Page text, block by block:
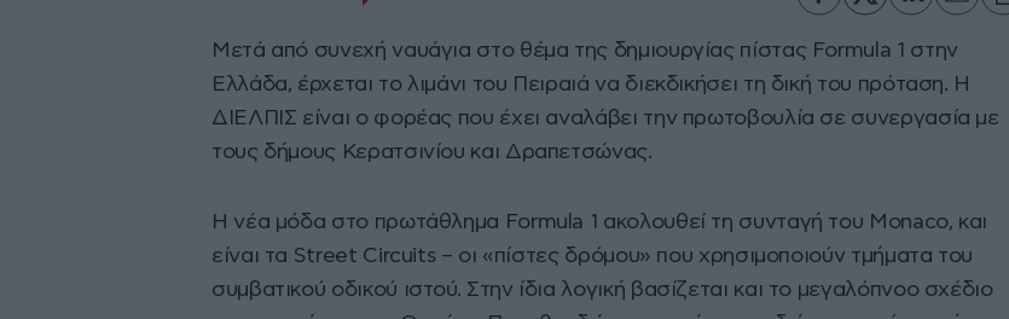
Μετά από συνεχή ναυάγια στο θέμα της δημιουργίας πίστας Formula 1 στην
Ελλάδα, έρχεται το λιμάνι του Πειραιά να διεκδικήσει τη δική του πρόταση. Η
ΔΙΕΛΠΙΣ είναι ο φορέας που έχει αναλάβει την πρωτοβουλία σε συνεργασία με
τους δήμους Κερατσινίου και Δραπετσώνας.
Η νέα μόδα στο πρωτάθλημα Formula 1 ακολουθεί τη συνταγή του Monaco, και
είναι τα Street Circuits – οι «πίστες δρόμου» που χρησιμοποιούν τμήματα του
συμβατικού οδικού ιστού. Στην ίδια λογική βασίζεται και το μεγαλόπνοο σχέδιο